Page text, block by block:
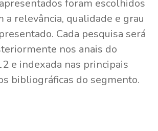
foram escolhidos
a relevância, qualidade e grau
Cada pesquisa será
nos anais do
e indexada nas principais
bibliográficas do segmento.